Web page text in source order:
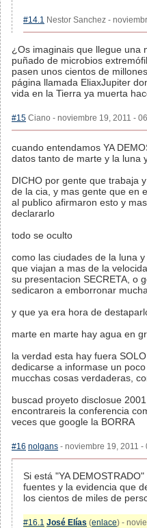
#14.1 Nestor Sanchez -
¿Os imaginais que llegue una
puñado de microbios
pasen unos cientos de
página llamada EliaxJupiter
vida en la Tierra ya muerta
#15 Ciano - noviembre 19, 2011 -
cuando entendamos YA
datos tanto de marte y la luna
DICHO por gente que trabaja
de la cia, y mas gente que en
al publico afirmaron esto y
declararlo
todo se oculto
como las ciudades de la luna
que viajan a mas de la
su presentacion SECRETA, o
sedicaron a emborronar
y que ya era hora de
marte en marte hay agua en
la verdad esta hay fuera
dedicarse a informase un
mucchas cosas verdaderas,
buscad proyeto disclosue
encontrareis la conferencia
veces que google la BORRA
#16 nolgans - noviembre 19, 2011 -
Si está "YA
fuentes y la evidencia que
los cientos de miles de
#16.1 José Elías (enlace) -